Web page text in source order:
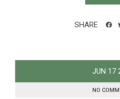
SHARE
JUN 17
NO